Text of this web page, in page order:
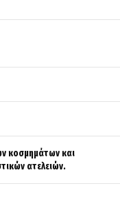
κοσμημάτων και
ατελειών.